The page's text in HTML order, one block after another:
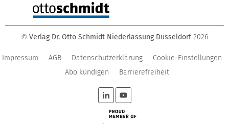
© Verlag Dr. Otto Schmidt Niederlassung Düsseldorf 2026
Impressum AGB Datenschutzerklärung
Cookie-Einstellungen
Abo kündigen
Barrierefreiheit